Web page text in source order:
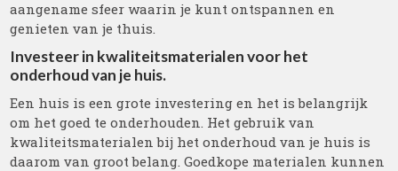
aangename sfeer waarin je kunt ontspannen en
genieten van je thuis.
Investeer in kwaliteitsmaterialen voor het
onderhoud van je huis.
Een huis is een grote investering en het is belangrijk
om het goed te onderhouden. Het gebruik van
kwaliteitsmaterialen bij het onderhoud van je huis is
daarom van groot belang. Goedkope materialen kunnen